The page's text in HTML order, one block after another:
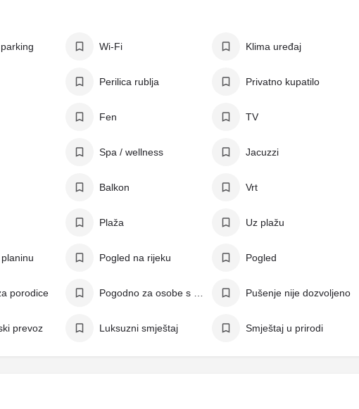
Wi-Fi Klima uređaj
Perilica rublja Privatno kupatilo
Fen TV
Spa / wellness Jacuzzi
Balkon Vrt
Plaža Uz plažu
Pogled na rijeku Pogled
porodice Pušenje nije dozvoljeno
prevoz Luksuzni smještaj Smještaj u prirodi